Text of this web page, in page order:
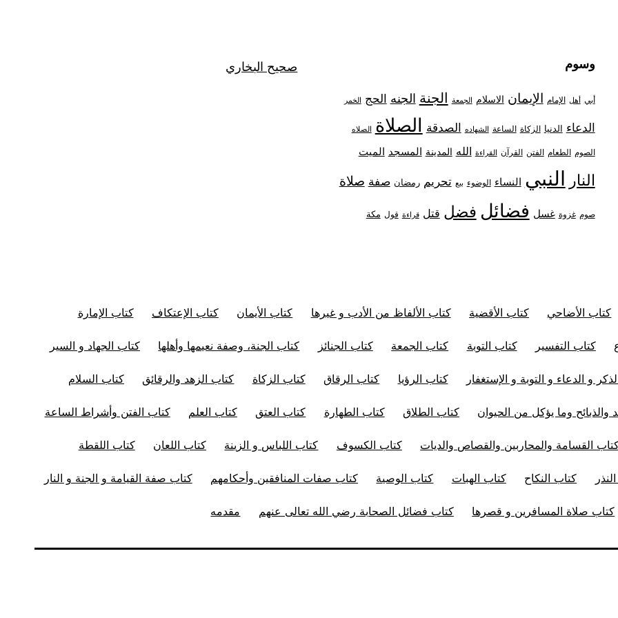
وسوم
أبي أهل الإمام الإيمان الاسلام الجمعة الجنة الجنه الحج الخمر
الدعاء الدنيا الزكاة الساعة الشهاده الصدقة الصلاة الصلاه
الصوم الطعام الفتن القرآن القراءة الله المدينة المسجد الميت
النار النبي النساء الوضوء بيع تحريم رمضان صفة صلاة
صوم غزوة غسل فضائل فضل قتل قراءة قول مكة
صحيح البخاري
كتاب الأضاحي كتاب الأقضية كتاب الألفاظ من الأدب و غيرها كتاب الأيمان كتاب الإعتكاف كتاب الإمارة
كتاب التفسير كتاب التوبة كتاب الجمعة كتاب الجنائز كتاب الجنة، وصفة نعيمها وأهلها كتاب الجهاد و السير
و الدعاء و التوبة و الإستغفار كتاب الرؤيا كتاب الرقاق كتاب الزكاة كتاب الزهد والرقائق كتاب السلام
والذبائح وما يؤكل من الحيوان كتاب الطلاق كتاب الطهارة كتاب العتق كتاب العلم كتاب الفتن وأشراط الساعة
القسامة والمحاربين والقصاص والديات كتاب الكسوف كتاب اللباس و الزينة كتاب اللعان كتاب اللقطة
كتاب النكاح كتاب الهبات كتاب الوصية كتاب صفات المنافقين وأحكامهم كتاب صفة القيامة و الجنة و النار
كتاب صلاة المسافرين و قصرها كتاب فضائل الصحابة رضي الله تعالى عنهم مقدمه